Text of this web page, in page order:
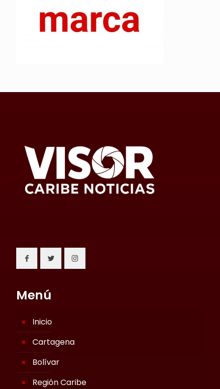
Menú
Inicio
Cartagena
Bolívar
Región Caribe